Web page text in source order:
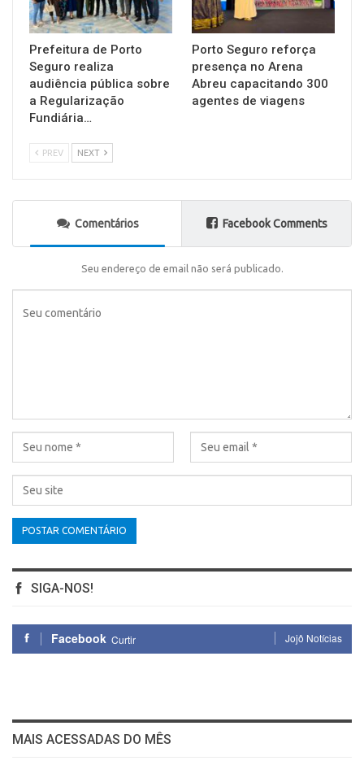
Prefeitura de Porto
Seguro realiza
audiência pública sobre
a Regularização
Fundiária…
Porto Seguro reforça
presença no Arena
Abreu capacitando 300
agentes de viagens
PREV NEXT
Comentários Facebook Comments
Seu endereço de email não será publicado.
SIGA-NOS!
Facebook Curtir Jojô Notícias
MAIS ACESSADAS DO MÊS